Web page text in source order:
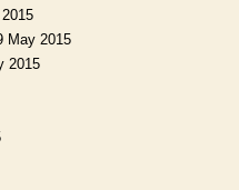
May 2015
2015